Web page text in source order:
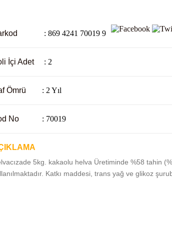
: 869 4241 70019 9
İçi Adet : 2
Ömrü : 2 Yıl
No : 70019
5kg. kakaolu helva Üretiminde %58 tahin
Katkı maddesi, trans yağ ve glikoz